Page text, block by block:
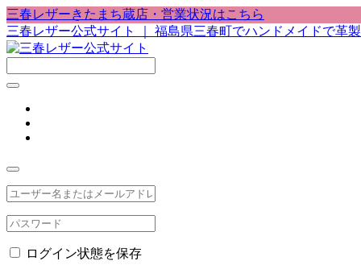
三春レザーきたまち蔵店・営業状況はこちら
三春レザー公式サイト ｜ 福島県三春町でハンドメイドで革
ログイン状態を保存